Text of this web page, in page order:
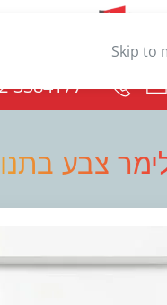
Skip to
3384177
צבע